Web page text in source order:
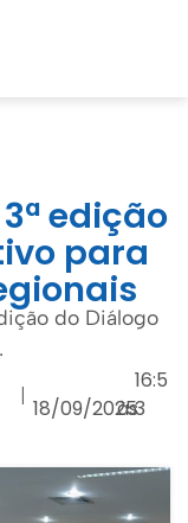
edição
para
do Diálogo
|
18/09/2025
às
16:5
3